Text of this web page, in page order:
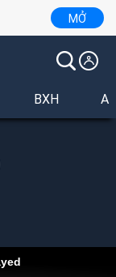
MỞ
BXH